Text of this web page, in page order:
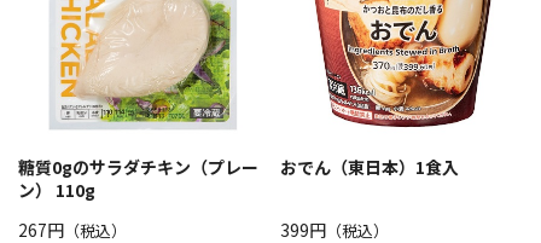
糖質0gのサラダチキン（プレー
ン） 110g
267円 （税込）
おでん（東日本）1食入
399円（税込）